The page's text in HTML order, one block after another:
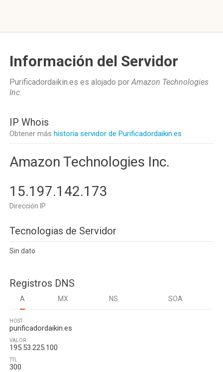
Información del Servidor
Purificadordaikin.es es alojado porAmazon Technologies
Inc.
IP Whois
Obtener más historia servidor de Purificadordaikin.es
Amazon Technologies Inc.
15.197.142.173
Dirección IP
Tecnologias de Servidor
Sin dato
Registros DNS
A MX NS SOA
HOST
purificadordaikin.es
VALOR
195.53.225.100
TTL
300